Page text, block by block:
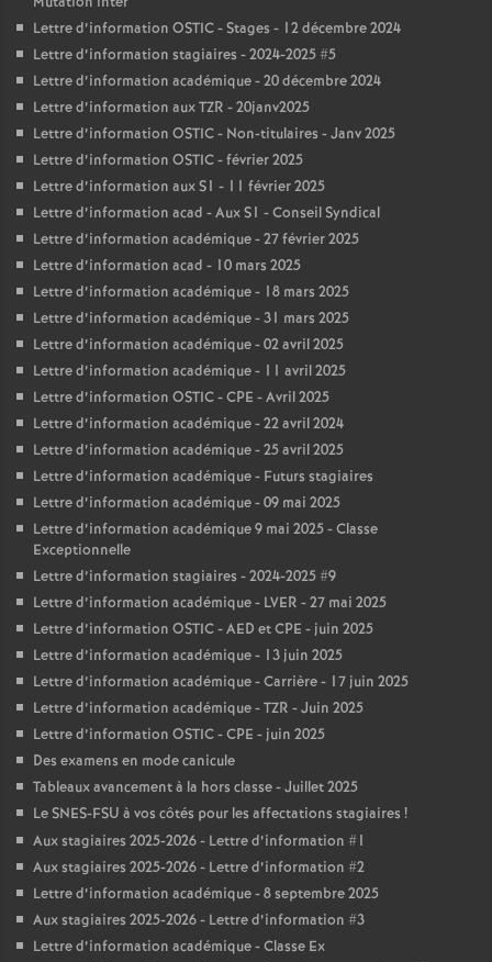
Lettre d’information OSTIC - Stages - 12 décembre 2024
Lettre d’information stagiaires - 2024-2025 #5
Lettre d’information académique - 20 décembre 2024
Lettre d’information aux TZR - 20janv2025
Lettre d’information OSTIC - Non-titulaires - Janv 2025
Lettre d’information OSTIC - février 2025
Lettre d’information aux S1 - 11 février 2025
Lettre d’information acad - Aux S1 - Conseil Syndical
Lettre d’information académique - 27 février 2025
Lettre d’information acad - 10 mars 2025
Lettre d’information académique - 18 mars 2025
Lettre d’information académique - 31 mars 2025
Lettre d’information académique - 02 avril 2025
Lettre d’information académique - 11 avril 2025
Lettre d’information OSTIC - CPE - Avril 2025
Lettre d’information académique - 22 avril 2024
Lettre d’information académique - 25 avril 2025
Lettre d’information académique - Futurs stagiaires
Lettre d’information académique - 09 mai 2025
Lettre d’information académique 9 mai 2025 - Classe
Exceptionnelle
Lettre d’information stagiaires - 2024-2025 #9
Lettre d’information académique - LVER - 27 mai 2025
Lettre d’information OSTIC - AED et CPE - juin 2025
Lettre d’information académique - 13 juin 2025
Lettre d’information académique - Carrière - 17 juin 2025
Lettre d’information académique - TZR - Juin 2025
Lettre d’information OSTIC - CPE - juin 2025
Des examens en mode canicule
Tableaux avancement à la hors classe - Juillet 2025
Le SNES-FSU à vos côtés pour les affectations stagiaires !
Aux stagiaires 2025-2026 - Lettre d’information #1
Aux stagiaires 2025-2026 - Lettre d’information #2
Lettre d’information académique - 8 septembre 2025
Aux stagiaires 2025-2026 - Lettre d’information #3
Lettre d’information académique - Classe Ex